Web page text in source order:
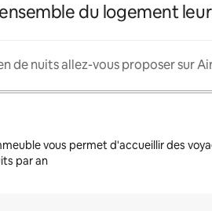
du logement
de nuits allez-vous proposer sur
vous permet d'accueillir des
par an